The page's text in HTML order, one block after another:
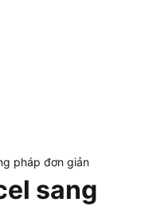
pháp đơn giản
sang